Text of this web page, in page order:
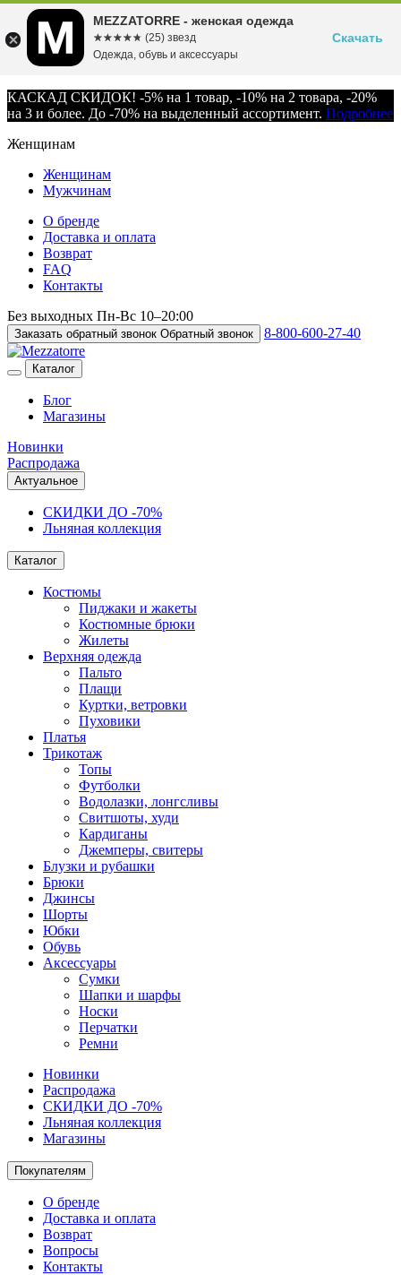
КАСКАД СКИДОК! -5% на 1 товар, -10% на 2 товара, -20%
на 3 и более. До -70% на выделенный ассортимент. Подробнее
Женщинам
Женщинам
Мужчинам
О бренде
Доставка и оплата
Возврат
FAQ
Контакты
Без выходных Пн-Вс 10–20:00
Заказать обратный звонок Обратный звонок 8-800-600-27-40
Каталог
Блог
Магазины
Новинки
Распродажа
Актуальное
СКИДКИ ДО -70%
Льняная коллекция
Каталог
Костюмы
Пиджаки и жакеты
Костюмные брюки
Жилеты
Верхняя одежда
Пальто
Плащи
Куртки, ветровки
Пуховики
Платья
Трикотаж
Топы
Футболки
Водолазки, лонгсливы
Свитшоты, худи
Кардиганы
Джемперы, свитеры
Блузки и рубашки
Брюки
Джинсы
Шорты
Юбки
Обувь
Аксессуары
Сумки
Шапки и шарфы
Носки
Перчатки
Ремни
Новинки
Распродажа
СКИДКИ ДО -70%
Льняная коллекция
Магазины
Покупателям
О бренде
Доставка и оплата
Возврат
Вопросы
Контакты
MEZZATORRE - женская одежда
☆☆☆☆☆
★★★★★ (25) звезд
Одежда, обувь и аксессуары
Скачать